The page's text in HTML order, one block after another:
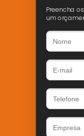
Preencha
um